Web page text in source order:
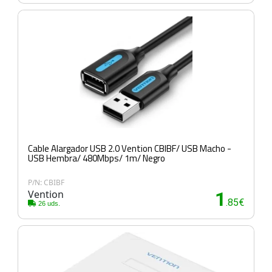
Cable Alargador USB 2.0 Vention CBIBF/ USB Macho -
USB Hembra/ 480Mbps/ 1m/ Negro
P/N: CBIBF
Vention
26 uds. 1 .85€